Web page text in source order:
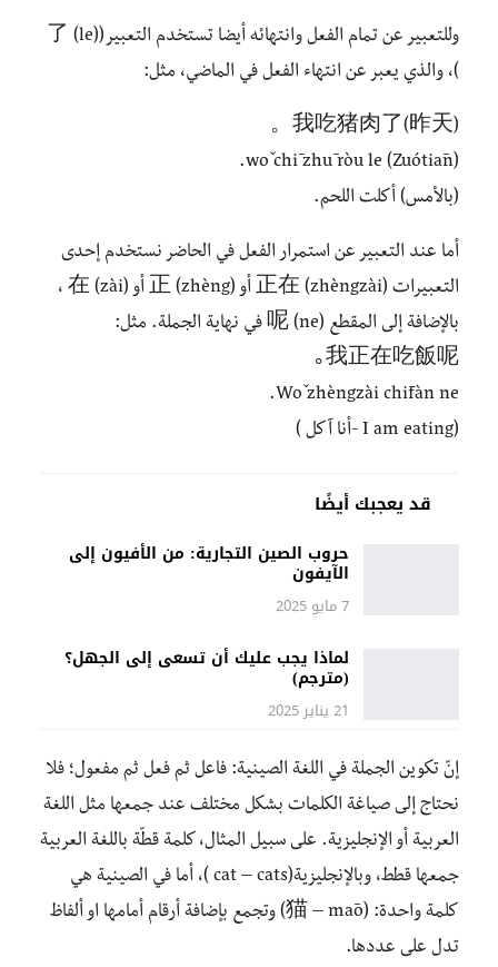
وللتعبير عن تمام الفعل وانتهائه أيضا تستخدم التعبير(了 (le)
)، والذي يعبر عن انتهاء الفعل في الماضي، مثل:
(昨天)我吃猪肉了。
(Zuótiān) wǒ chī zhū ròu le.
(بالأمس) أكلت اللحم.
أما عند التعبير عن استمرار الفعل في الحاضر نستخدم إحدى
التعبيرات 正在 (zhèngzài) أو 正 (zhèng) أو 在 (zài) ،
بالإضافة إلى المقطع 呢 (ne) في نهاية الجملة. مثل:
我正在吃飯呢｡
Wǒ zhèngzài chīfàn ne.
(I am eating -أنا آكل )
قد يعجبك أيضًا
حروب الصين التجارية: من الأفيون إلى
الآيفون
7 مايو 2025
لماذا يجب عليك أن تسعى إلى الجهل؟
(مترجم)
21 يناير 2025
إنّ تكوين الجملة في اللغة الصينية: فاعل ثم فعل ثم مفعول؛ فلا
نحتاج إلى صياغة الكلمات بشكل مختلف عند جمعها مثل اللغة
العربية أو الإنجليزية. على سبيل المثال، كلمة قطّة باللغة العربية
جمعها قطط، وبالإنجليزية(cat – cats )، أما في الصينية هي
كلمة واحدة: (猫 – māo) وتجمع بإضافة أرقام أمامها او ألفاظ
تدل على عددها.